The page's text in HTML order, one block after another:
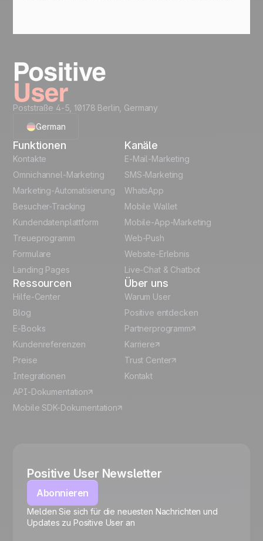
🍪
Poststraße 4-5, 10178 Berlin, Germany
German
English
Polish
Español
Funktionen
Kontakte
Omnichannel-Marketing
Marketing-Automatisierung
Besucher-Tracking
Kundendatenplattform
Treueprogramm
Formulare
Landing Pages
Kanäle
E-Mail-Marketing
SMS-Marketing
WhatsApp
Mobile Wallet
Mobile-App-Marketing
Web-Push
Website-Erlebnis
Live-Chat & Chatbot
Ressourcen
Hilfe-Center
Blog
E-Books
Kundenreferenzen
Preise
Integrationen
API-Dokumentation
Mobile SDK-Dokumentation
Über uns
Warum User
Positive entdecken
Partnerprogramm
Karriere
Trust Center
Kontakt
Positive User Newsletter
Abonnieren
Melden Sie sich für die neuesten Nachrichten und
Updates zu Positive User an